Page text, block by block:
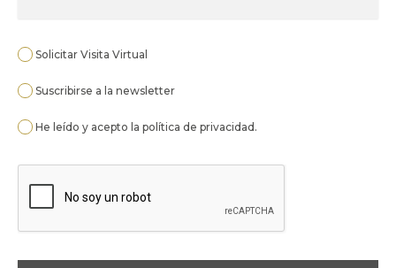
Solicitar Visita Virtual
Suscribirse a la newsletter
He leído y acepto la política de privacidad .